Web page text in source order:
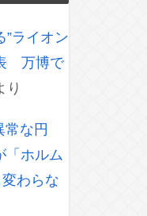
”ライオン
万博で
り
常な円
「ホルム
わらな